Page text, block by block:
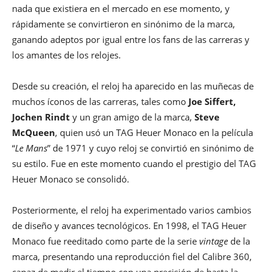
nada que existiera en el mercado en ese momento, y
rápidamente se convirtieron en sinónimo de la marca,
ganando adeptos por igual entre los fans de las carreras y
los amantes de los relojes.
Desde su creación, el reloj ha aparecido en las muñecas de
muchos íconos de las carreras, tales como Joe Siffert,
Jochen Rindt y un gran amigo de la marca, Steve
McQueen, quien usó un TAG Heuer Monaco en la película
“Le Mans” de 1971 y cuyo reloj se convirtió en sinónimo de
su estilo. Fue en este momento cuando el prestigio del TAG
Heuer Monaco se consolidó.
Posteriormente, el reloj ha experimentado varios cambios
de diseño y avances tecnológicos. En 1998, el TAG Heuer
Monaco fue reeditado como parte de la serie vintage de la
marca, presentando una reproducción fiel del Calibre 360,